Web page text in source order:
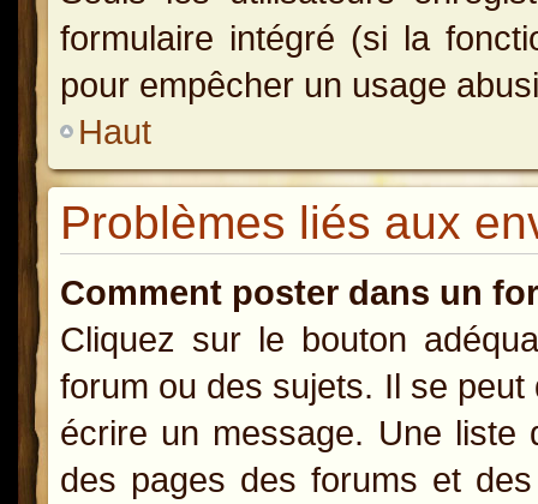
formulaire intégré (si la
pour empêcher un usage
Haut
Problèmes liés aux
Comment poster dans un
Cliquez sur le bouton
forum ou des sujets. Il se
écrire un message. Une liste
des pages des forums et